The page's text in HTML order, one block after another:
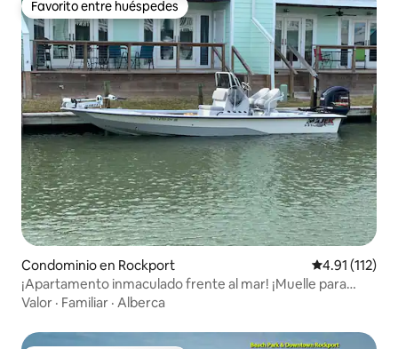
Favorito entre huéspedes
Favorito entre huéspedes
Condominio en Rockport Calificación
4.91 (112)
¡Apartamento inmaculado frente al mar! ¡Muelle para
barcos en la terraza trasera!
Valor · Familiar · Alberca